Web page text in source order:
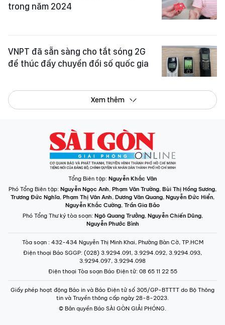
trong năm 2024
VNPT đã sẵn sàng cho tắt sóng 2G
để thúc đẩy chuyển đổi số quốc gia
Xem thêm
Tổng Biên tập: Nguyễn Khắc Văn
Phó Tổng Biên tập: Nguyễn Ngọc Anh, Phạm Văn Trường, Bùi Thị Hồng Sương,
Trương Đức Nghĩa, Phạm Thị Vân Anh, Dương Văn Quang, Nguyễn Đức Hiển,
Nguyễn Khắc Cường, Trần Gia Bảo
Phó Tổng Thư ký tòa soạn: Ngô Quang Trưởng, Nguyễn Chiến Dũng,
Nguyễn Phước Bình
Tòa soạn : 432-434 Nguyễn Thị Minh Khai, Phường Bàn Cờ, TP.HCM
Điện thoại Báo SGGP: (028) 3.9294.091, 3.9294.092, 3.9294.093,
3.9294.097, 3.9294.098
Điện thoại Tòa soạn Báo Điện tử: 08 65 11 22 55
Giấy phép hoạt động Báo in và Báo Điện tử số 305/GP-BTTTT do Bộ Thông
tin và Truyền thông cấp ngày 28-8-2023.
© Bản quyền Báo SÀI GÒN GIẢI PHÓNG.